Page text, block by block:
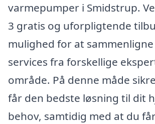
varmepumper i Smidstrup.
3 gratis og uforpligtende
mulighed for at
services fra forskellige
område. På denne måde
får den bedste løsning til dit
behov, samtidig med at du